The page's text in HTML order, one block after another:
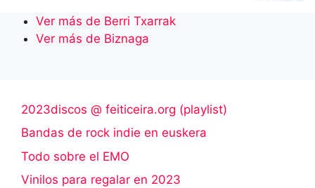
Ver más de Berri Txarrak
Ver más de Biznaga
2023discos @ feiticeira.org (playlist)
Bandas de rock indie en euskera
Todo sobre el EMO
Vinilos para regalar en 2023